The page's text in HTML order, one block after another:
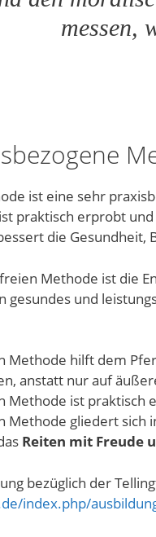
messen,
ist eine sehr
praktisch erprobt
die Gesundheit,
Methode ist die
gesundes und
Methode hilft dem
anstatt nur auf
Methode ist
Methode gliedert sich
Reiten mit Freude
bezüglich der
index.php/